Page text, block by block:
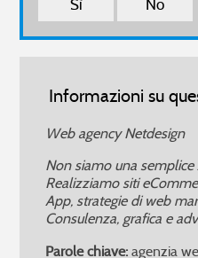
Sì No
Informazioni su
Web agency Netdesign
Non siamo una semplice
Realizziamo siti
App, strategie di web
Consulenza, grafica e
Parole chiave: agenzia